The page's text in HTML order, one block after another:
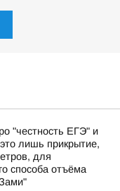
"честность ЕГЭ" и
лишь прикрытие,
для
способа отъёма